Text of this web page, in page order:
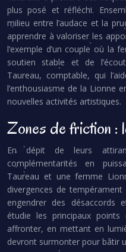
plus posé et réfléchi.
milieu entre l’audace et la
apprendre à valoriser les
l’exemple d’un couple où la
soutien stable et de
Taureau, comptable, qui
l’enthousiasme de la Lionne
nouvelles activités artistiques.
Zones de friction :
En dépit de leurs
complémentarités en
Taureau et une femme
divergences de
engendrer des désaccords
étudie les principaux
affronter, en mettant en
devront surmonter pour bâtir